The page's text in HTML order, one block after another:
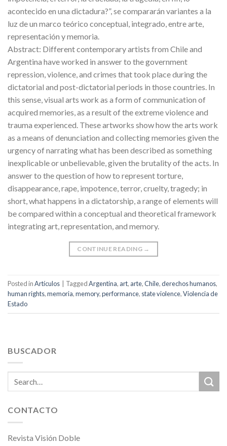
acontecido en una dictadura?”, se compararán variantes a la
luz de un marco teórico conceptual, integrado, entre arte,
representación y memoria.
Abstract: Different contemporary artists from Chile and
Argentina have worked in answer to the government
repression, violence, and crimes that took place during the
dictatorial and post-dictatorial periods in those countries. In
this sense, visual arts work as a form of communication of
acquired memories, as a result of the extreme violence and
trauma experienced. These artworks show how the arts work
as a means of denunciation and collecting memories given the
urgency of narrating what has been described as something
inexplicable or unbelievable, given the brutality of the acts. In
answer to the question of how to represent torture,
disappearance, rape, impotence, terror, cruelty, tragedy; in
short, what happens in a dictatorship, a range of elements will
be compared within a conceptual and theoretical framework
integrating art, representation, and memory.
CONTINUE READING →
Posted inArtículos TaggedArgentina, art, arte,Chile,derechos humanos,
human rights,memoria,memory,performance, state violence,Violencia de
Estado
BUSCADOR
CONTACTO
Revista Visión Doble